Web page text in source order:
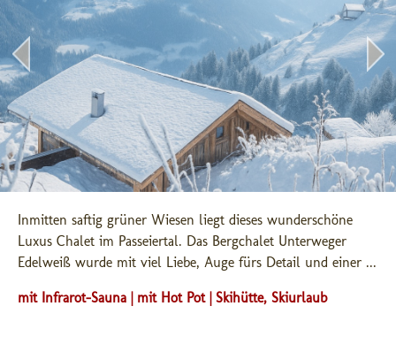
Inmitten saftig grüner Wiesen liegt dieses wunderschöne
Luxus Chalet im Passeiertal. Das Bergchalet Unterweger
Edelweiß wurde mit viel Liebe, Auge fürs Detail und einer ...
mit Infrarot-Sauna | mit Hot Pot | Skihütte, Skiurlaub